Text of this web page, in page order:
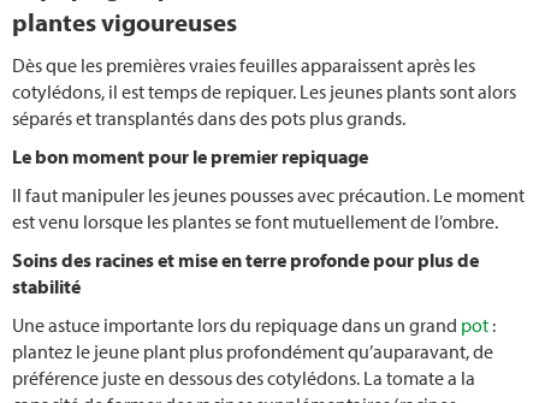
plantes vigoureuses
Dès que les premières vraies feuilles apparaissent après les
cotylédons, il est temps de repiquer. Les jeunes plants sont alors
séparés et transplantés dans des pots plus grands.
Le bon moment pour le premier repiquage
Il faut manipuler les jeunes pousses avec précaution. Le moment
est venu lorsque les plantes se font mutuellement de l’ombre.
Soins des racines et mise en terre profonde pour plus de
stabilité
Une astuce importante lors du repiquage dans un grand pot :
plantez le jeune plant plus profondément qu’auparavant, de
préférence juste en dessous des cotylédons. La tomate a la
Taille de l'’herbe de la pampa
Permaculture jardin
Planter dans le jardin
Planter du bambou
Tonte de pelouse
Entretien du gazon
Réparer la pelouse